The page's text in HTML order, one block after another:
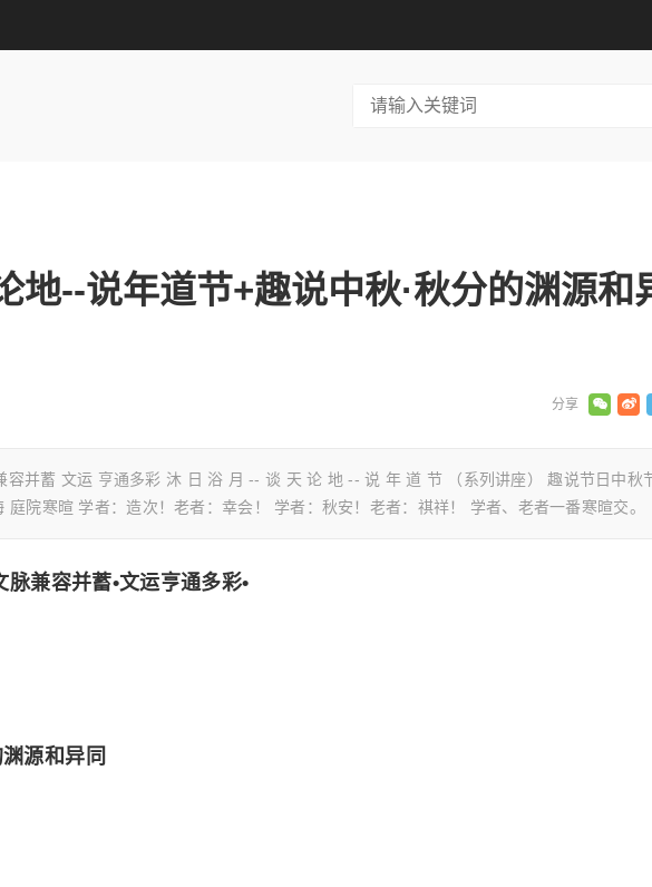
地--说年道节+趣说中秋·秋分的渊源和
容并蓄 文运 亨通多彩 沐 日 浴 月 -- 谈 天 论 地 -- 说 年 道 节 （系列讲座） 趣说节日中秋
院寒暄 学者：造次！老者：幸会！ 学者：秋安！老者：祺祥！ 学者、老者一番寒暄交。
脉兼容并蓄•文运亨通多彩•
源和异同